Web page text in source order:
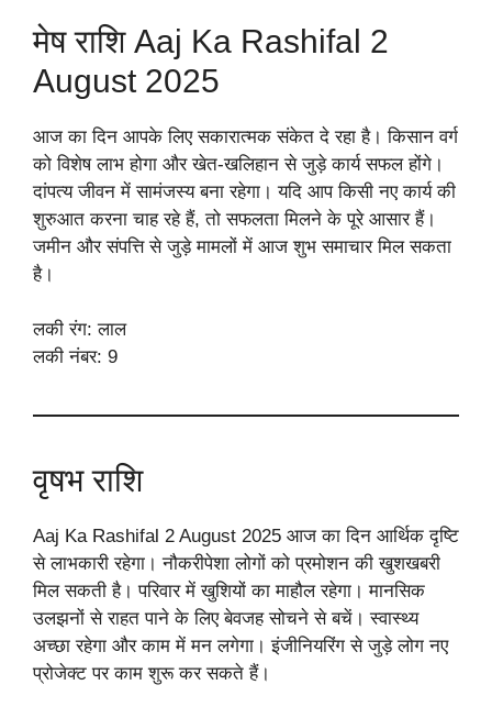
मेष राशि Aaj Ka Rashifal 2
August 2025
आज का दिन आपके लिए सकारात्मक संकेत दे रहा है। किसान वर्ग
को विशेष लाभ होगा और खेत-खलिहान से जुड़े कार्य सफल होंगे।
दांपत्य जीवन में सामंजस्य बना रहेगा। यदि आप किसी नए कार्य की
शुरुआत करना चाह रहे हैं, तो सफलता मिलने के पूरे आसार हैं।
जमीन और संपत्ति से जुड़े मामलों में आज शुभ समाचार मिल सकता
है।
लकी रंग: लाल
लकी नंबर: 9
वृषभ राशि
Aaj Ka Rashifal 2 August 2025 आज का दिन आर्थिक दृष्टि
से लाभकारी रहेगा। नौकरीपेशा लोगों को प्रमोशन की खुशखबरी
मिल सकती है। परिवार में खुशियों का माहौल रहेगा। मानसिक
उलझनों से राहत पाने के लिए बेवजह सोचने से बचें। स्वास्थ्य
अच्छा रहेगा और काम में मन लगेगा। इंजीनियरिंग से जुड़े लोग नए
प्रोजेक्ट पर काम शुरू कर सकते हैं।